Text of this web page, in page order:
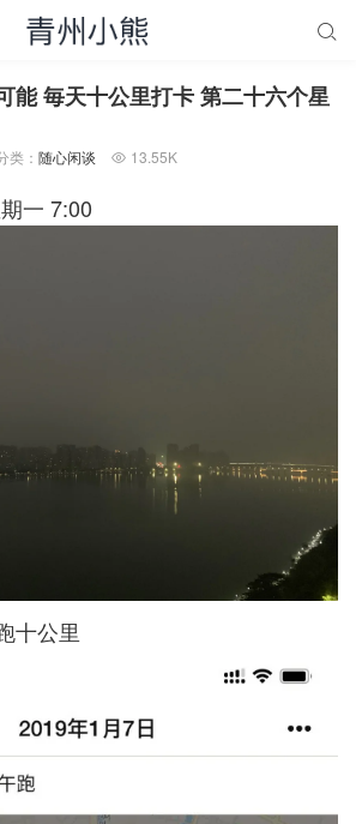

能 毎天十公里打卡 第二十六个星
类： 随心闲谈  13.55K
一 7:00
十公里